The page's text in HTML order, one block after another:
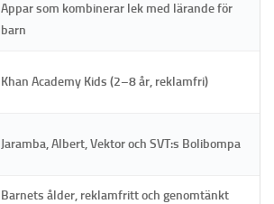
Appar som kombinerar lek med lärande för
barn
Khan Academy Kids (2–8 år, reklamfri)
Jaramba, Albert, Vektor och SVT:s Bolibompa
Barnets ålder, reklamfritt och genomtänkt